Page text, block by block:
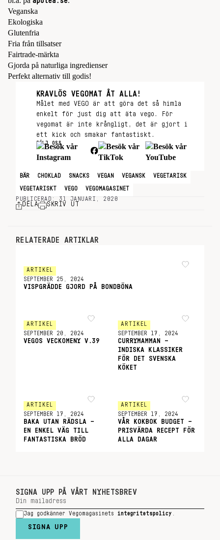
Veganska
Ekologiska
Glutenfria
Fria från tillsatser
Fairtrade-märkta
Gjorda på naturliga ingredienser
Perfekt alternativ till godis!
KRAVLÖS VEGOMAT ÅT ALLA!
Målet med VEGO är att göra det så himla
enkelt för just dig att äta vego. För
vegomat är inte krångligt, det är gjort i
ett kick och smakar fantastiskt.
FÖLJ OSS
BÄR CHOKLAD SNACKS VEGAN VEGANSK VEGETARISK
VEGETARISKT VEGO
VEGOMAGASINET
PUBLICERAD: 31 JANUARI, 2020
DELA SKRIV UT
RELATERADE ARTIKLAR
ARTIKEL
SEPTEMBER 25, 2024
VISPGRÄDDE GJORD PÅ BONDBÖNA
ARTIKEL
SEPTEMBER 20, 2024
VEGOS VECKOMENY V.39
ARTIKEL
SEPTEMBER 17, 2024
CURRYMAMMAN –
INDISKA KLASSIKER
FÖR DET SVENSKA
KÖKET
ARTIKEL
SEPTEMBER 17, 2024
BAKA UTAN RÄDSLA –
EN ENKEL VÄG TILL
FANTASTISKA BRÖD
ARTIKEL
SEPTEMBER 17, 2024
VÅR KOKBOK BUDGET –
PRISVÄRDA RECEPT FÖR
ALLA DAGAR
SIGNA UPP PÅ VÅRT NYHETSBREV
Jag godkänner Vegomagasinets integritetspolicy
SIGNA UPP